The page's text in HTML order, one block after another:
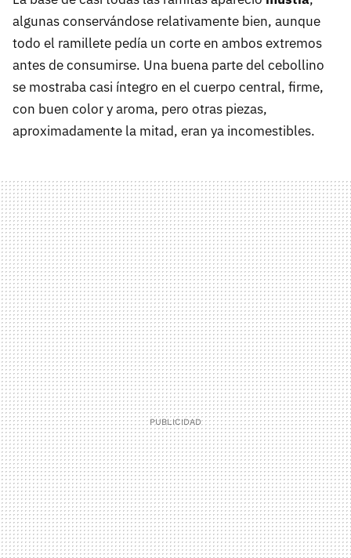
algunas conservándose relativamente bien, aunque
todo el ramillete pedía un corte en ambos extremos
antes de consumirse. Una buena parte del cebollino
se mostraba casi íntegro en el cuerpo central, firme,
con buen color y aroma, pero otras piezas,
aproximadamente la mitad, eran ya incomestibles.